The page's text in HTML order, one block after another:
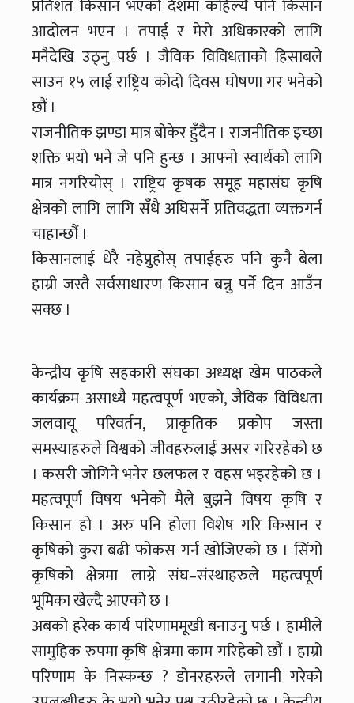
प्रतिशत किसान भएको देशमा कहिल्यै पनि किसान
आदोलन भएन । तपाई र मेरो अधिकारको लागि
मनैदेखि उठ्नु पर्छ । जैविक विविधताको हिसाबले
साउन १५ लाई राष्ट्रिय कोदो दिवस घोषणा गर भनेको
छौं ।
राजनीतिक झण्डा मात्र बोकेर हुँदैन । राजनीतिक इच्छा
शक्ति भयो भने जे पनि हुन्छ । आफ्नो स्वार्थको लागि
मात्र नगरियोस् । राष्ट्रिय कृषक समूह महासंघ कृषि
क्षेत्रको लागि लागि सँधै अघिसर्ने प्रतिवद्धता व्यक्तगर्न
चाहान्छौं ।
किसानलाई धेरै नहेप्नुहोस् तपाईहरु पनि कुनै बेला
हाम्री जस्तै सर्वसाधारण किसान बन्नु पर्ने दिन आउँन
सक्छ ।
केन्द्रीय कृषि सहकारी संघका अध्यक्ष खेम पाठकले
कार्यक्रम असाध्यै महत्वपूर्ण भएको, जैविक विविधता
जलवायू परिवर्तन, प्राकृतिक प्रकोप जस्ता
समस्याहरुले विश्वको जीवहरुलाई असर गरिरहेको छ
। कसरी जोगिने भनेर छलफल र वहस भइरहेको छ ।
महत्वपूर्ण विषय भनेको मैले बुझने विषय कृषि र
किसान हो । अरु पनि होला विशेष गरि किसान र
कृषिको कुरा बढी फोकस गर्न खोजिएको छ । सिंगो
कृषिको क्षेत्रमा लाग्ने संघ–संस्थाहरुले महत्वपूर्ण
भूमिका खेल्दै आएको छ ।
अबको हरेक कार्य परिणाममूखी बनाउनु पर्छ । हामीले
सामुहिक रुपमा कृषि क्षेत्रमा काम गरिहेको छौं । हाम्रो
परिणाम के निस्कन्छ ? डोनरहरुले लगानी गरेको